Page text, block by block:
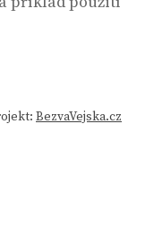
BezvaVejska.cz